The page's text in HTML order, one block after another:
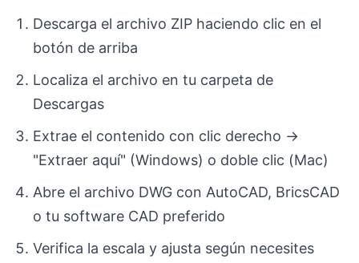
Descarga el archivo ZIP haciendo clic en el
botón de arriba
Localiza el archivo en tu carpeta de
Descargas
Extrae el contenido con clic derecho →
"Extraer aquí" (Windows) o doble clic (Mac)
Abre el archivo DWG con AutoCAD, BricsCAD
o tu software CAD preferido
Verifica la escala y ajusta según necesites